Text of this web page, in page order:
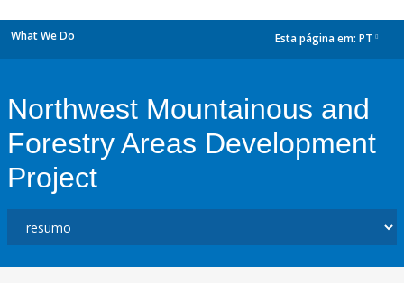
What We Do Esta página em: PT
Northwest Mountainous and
Forestry Areas Development
Project